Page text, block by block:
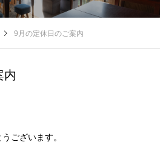
9月の定休日のご案内
内
ございます。